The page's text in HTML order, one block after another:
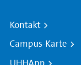
Kontakt
Campus-Karte